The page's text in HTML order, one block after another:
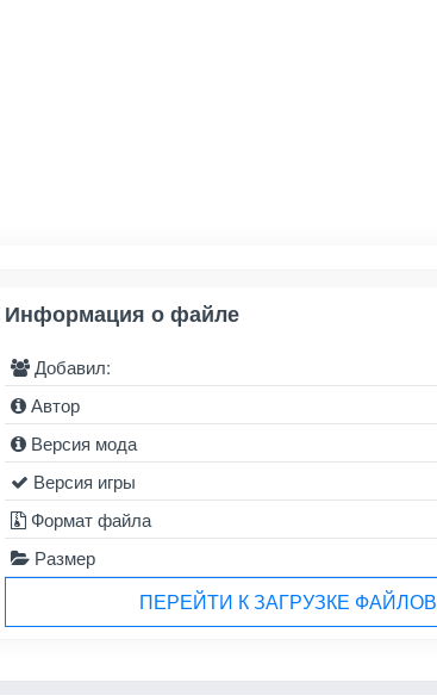
Информация о файле
Добавил:
Автор
Версия мода
Версия игры
Формат файла
Размер
ПЕРЕЙТИ К ЗАГРУЗКЕ ФАЙЛОВ